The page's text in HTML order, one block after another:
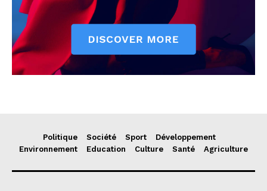
Politique Société Sport
Développement
Environnement
Education Culture Santé Agriculture